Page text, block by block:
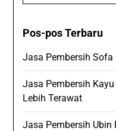
Pos-pos Terbaru
Jasa Pembersih Sofa
Jasa Pembersih
Lebih Terawat
Jasa Pembersih Ubin